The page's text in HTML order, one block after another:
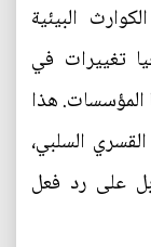
البيئية
تغييرات في
المؤسسات. هذا
السلبي،
بل على رد فعل